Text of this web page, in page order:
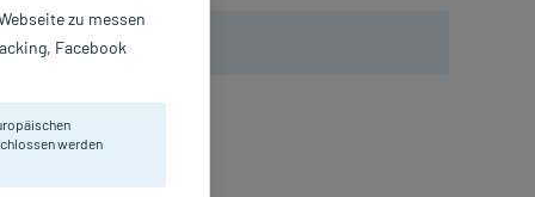
zu messen
Facebook
werden